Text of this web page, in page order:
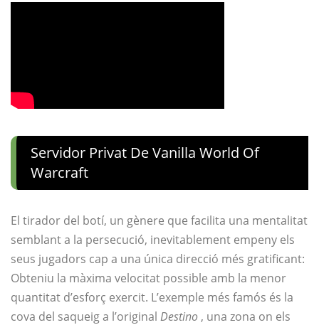
Servidor Privat De Vanilla World Of
Warcraft
El tirador del botí, un gènere que facilita una mentalitat
semblant a la persecució, inevitablement empeny els
seus jugadors cap a una única direcció més gratificant:
Obteniu la màxima velocitat possible amb la menor
quantitat d’esforç exercit. L’exemple més famós és la
cova del saqueig a l’original Destino , una zona on els